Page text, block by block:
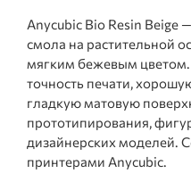
Anycubic Bio Resin
смола на растительной
мягким бежевым
точность печати,
гладкую матовую
прототипирования,
дизайнерских моделей.
принтерами Anycubic.